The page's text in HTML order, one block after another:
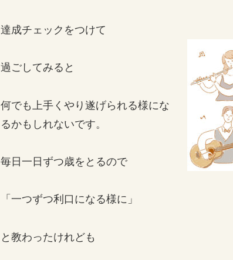
達成チェックをつ
過ごしてみると
何でも上手くやり遂げられる様にな
るかもしれないです。
毎日一日ずつ歳をとるので
「一つずつ利口になる様に」
と教わったけれども